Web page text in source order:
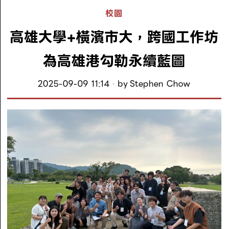
校園
高雄大學+橫濱市大，跨國工作坊
為高雄港勾勒永續藍圖
2025-09-09 11:14 byStephen Chow